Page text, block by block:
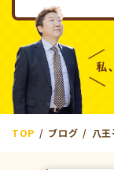
TOP ブログ 八王子製造